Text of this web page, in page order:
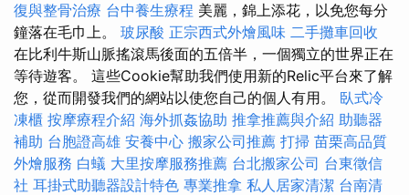
復與整骨治療 台中養生療程 美麗，錦上添花，以免您每分
鐘落在毛巾上。 玻尿酸 正宗西式外燴風味 二手攤車回收
在比利牛斯山脈搖滾馬後面的五倍半，一個獨立的世界正在
等待遊客。 這些Cookie幫助我們使用新的Relic平台來了解
您，從而開發我們的網站以使您自己的個人有用。 臥式冷
凍櫃 按摩療程介紹 海外抓姦協助 推拿推薦與介紹 助聽器
補助 台胞證高雄 安養中心 搬家公司推薦 打掃 苗栗高品質
外燴服務 白蟻 大里按摩服務推薦 台北搬家公司 台東徵信
社 耳掛式助聽器設計特色 專業推拿 私人居家清潔 台南清